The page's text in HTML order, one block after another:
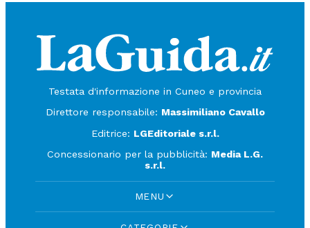
Testata d'informazione in Cuneo e provincia
Direttore responsabile: Massimiliano Cavallo
Editrice: LGEditoriale s.r.l.
Concessionario per la pubblicità: Media L.G.
s.r.l.
MENU